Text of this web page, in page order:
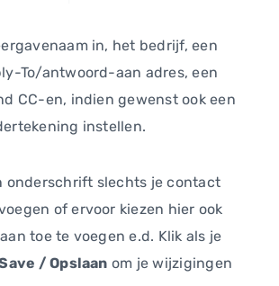
in, het bedrijf, een
To/antwoord-aan adres, een
CC-en, indien gewenst ook een
instellen.
onderschrift slechts je contact
of ervoor kiezen hier ook
toe te voegen e.d. Klik als je
/ Opslaan om je wijzigingen